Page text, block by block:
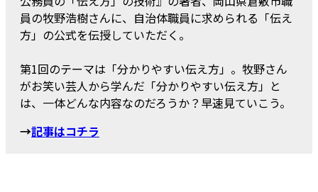
員の牧野浩樹さんに、自治体職員に求められる「伝え
方」の公式を伝授していただく。
第1回のテーマは「分かりやすい伝え方」。牧野さん
がお笑い芸人から学んだ「分かりやすい伝え方」と
は、一体どんな内容なのだろうか？早速見ていこう。
→記事はコチラ